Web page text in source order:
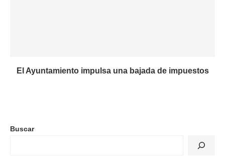
El Ayuntamiento impulsa una bajada de impuestos
Buscar